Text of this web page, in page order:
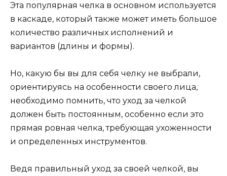
Эта популярная челка в основном используется
в каскаде, который также может иметь большое
количество различных исполнений и
вариантов (длины и формы).
Но, какую бы вы для себя челку не выбрали,
ориентируясь на особенности своего лица,
необходимо помнить, что уход за челкой
должен быть постоянным, особенно если это
прямая ровная челка, требующая ухоженности
и определенных инструментов.
Ведя правильный уход за своей челкой, вы